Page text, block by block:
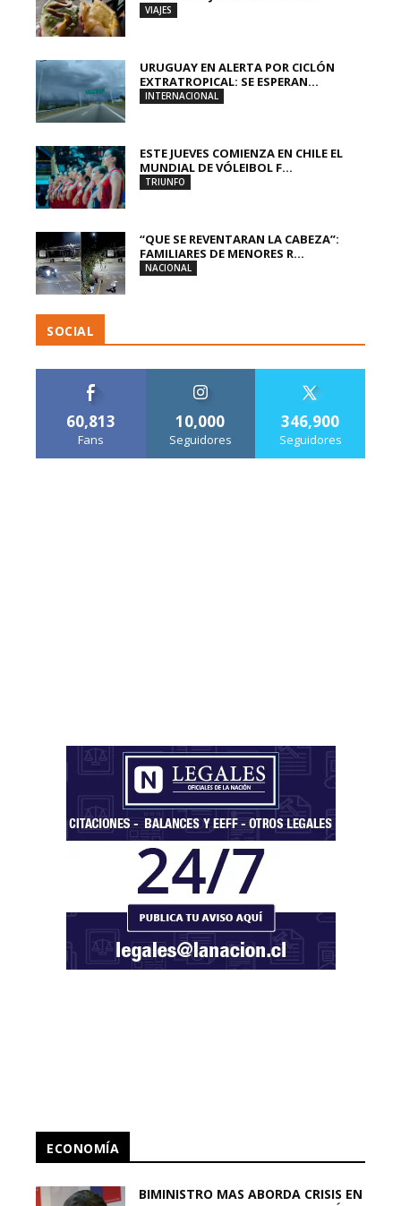
VIAJES
URUGUAY EN ALERTA POR CICLÓN
EXTRATROPICAL: SE ESPERAN...
INTERNACIONAL
ESTE JUEVES COMIENZA EN CHILE EL
MUNDIAL DE VÓLEIBOL F...
TRIUNFO
“QUE SE REVENTARAN LA CABEZA”:
FAMILIARES DE MENORES R...
NACIONAL
SOCIAL
60,813
Fans
10,000
Seguidores
346,900
Seguidores
ECONOMÍA
BIMINISTRO MAS ABORDA CRISIS EN